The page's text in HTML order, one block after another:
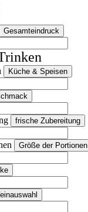
Gesamteindruck
Küche & Speisen
frische Zubereitung
Größe der Portionen